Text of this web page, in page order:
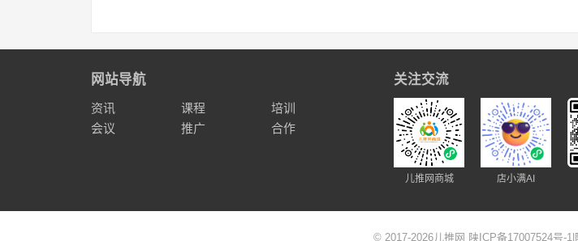
网站导航
资讯 课程
培训
会议
推广 合作
关注交流
儿推网商城 店小满AI
© 2017-2026儿推网 陕ICP备17007524号-1 |